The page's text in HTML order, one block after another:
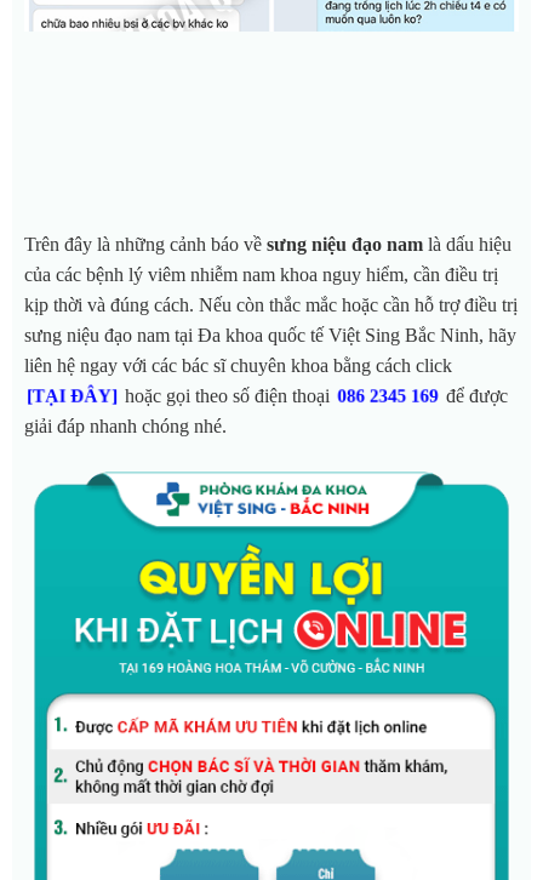
Trên đây là những cảnh báo về sưng niệu đạo nam là dấu hiệu
của các bệnh lý viêm nhiễm nam khoa nguy hiểm, cần điều trị
kịp thời và đúng cách. Nếu còn thắc mắc hoặc cần hỗ trợ điều trị
sưng niệu đạo nam tại Đa khoa quốc tế Việt Sing Bắc Ninh, hãy
liên hệ ngay với các bác sĩ chuyên khoa bằng cách click
[TẠI ĐÂY] hoặc gọi theo số điện thoại 086 2345 169 để được
giải đáp nhanh chóng nhé.